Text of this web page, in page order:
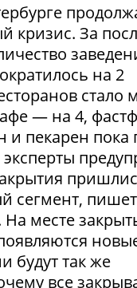
кризис. За
на 2
стало
— на 4,
и пекарен пока
сегмент,
На месте
будут так же
все